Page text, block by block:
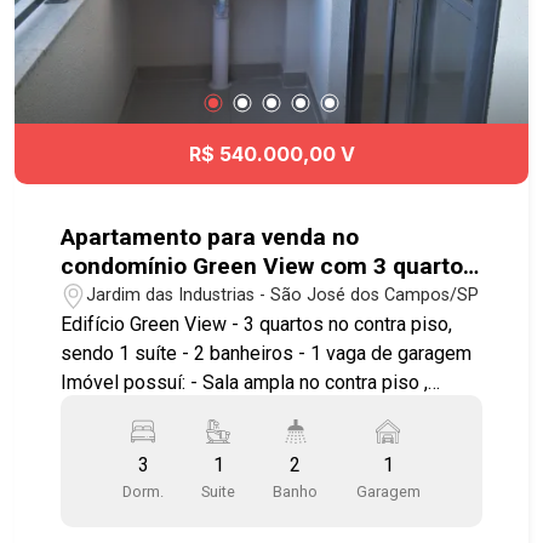
Presidente Dutra, facilitando o deslocamento
para diversas regiões da cidade. Agende já sua
#aptovendaSJC #aceitapet #elevador
#ParqueIndustrial
R$ 540.000,00 V
Apartamento para venda no
condomínio Green View com 3 quartos
sendo 1 suíte - 66,82 m² - No bairro
Jardim das Industrias - SJC
Jardim das Industrias - São José dos Campos/SP
Edifício Green View - 3 quartos no contra piso,
sendo 1 suíte - 2 banheiros - 1 vaga de garagem
Imóvel possuí: - Sala ampla no contra piso ,
Cozinha com piso porcelanato, uma pia , acesso a
varanda - Banheiro social e suíte com piso frio -
Portaria 24h, controle de acesso para veículos e
3
Dorm.
1
Suite
2
Banho
1
Garagem